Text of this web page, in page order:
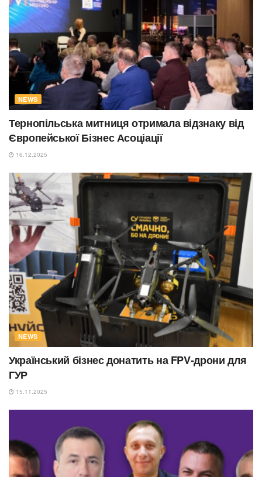
NEWS
Тернопільська митниця отримала відзнаку від
Європейської Бізнес Асоціації
16.12.2025
NEWS
Український бізнес донатить на FPV-дрони для
ГУР
15.11.2025